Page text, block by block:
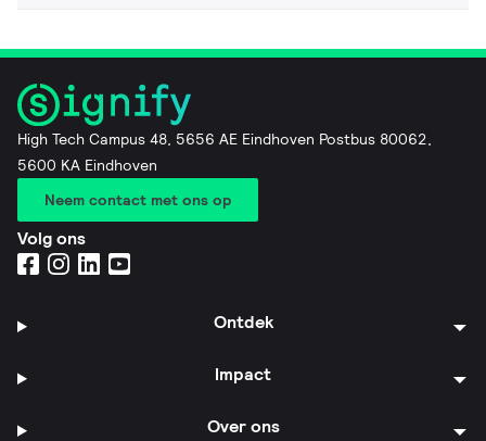
High Tech Campus 48, 5656 AE Eindhoven Postbus 80062,
5600 KA Eindhoven
Neem contact met ons op
Volg ons
Ontdek
Impact
Over ons